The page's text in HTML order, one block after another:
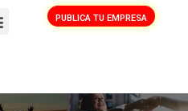
PUBLICA TU EMPRESA